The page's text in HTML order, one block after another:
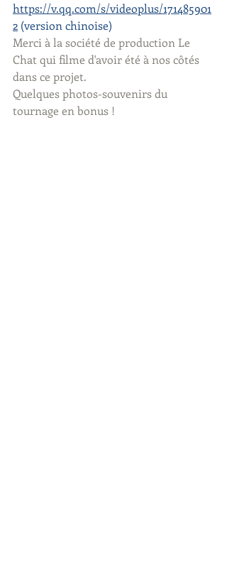
https://v.qq.com/s/videoplus/171485901
2 (version chinoise)
Merci à la société de production Le
Chat qui filme d'avoir été à nos côtés
dans ce projet.
Quelques photos-souvenirs du
tournage en bonus !